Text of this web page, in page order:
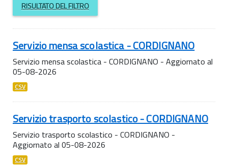
RISULTATO DEL FILTRO
Servizio mensa scolastica - CORDIGNANO
Servizio mensa scolastica - CORDIGNANO - Aggiornato al
05-08-2026
CSV
Servizio trasporto scolastico - CORDIGNANO
Servizio trasporto scolastico - CORDIGNANO -
Aggiornato al 05-08-2026
CSV